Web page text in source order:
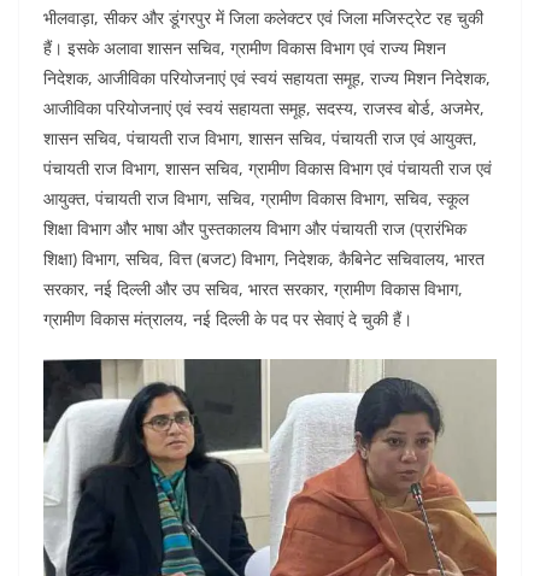
भीलवाड़ा, सीकर और डूंगरपुर में जिला कलेक्टर एवं जिला मजिस्ट्रेट रह चुकी
हैं। इसके अलावा शासन सचिव, ग्रामीण विकास विभाग एवं राज्य मिशन
निदेशक, आजीविका परियोजनाएं एवं स्वयं सहायता समूह, राज्य मिशन निदेशक,
आजीविका परियोजनाएं एवं स्वयं सहायता समूह, सदस्य, राजस्व बोर्ड, अजमेर,
शासन सचिव, पंचायती राज विभाग, शासन सचिव, पंचायती राज एवं आयुक्त,
पंचायती राज विभाग, शासन सचिव, ग्रामीण विकास विभाग एवं पंचायती राज एवं
आयुक्त, पंचायती राज विभाग, सचिव, ग्रामीण विकास विभाग, सचिव, स्कूल
शिक्षा विभाग और भाषा और पुस्तकालय विभाग और पंचायती राज (प्रारंभिक
शिक्षा) विभाग, सचिव, वित्त (बजट) विभाग, निदेशक, कैबिनेट सचिवालय, भारत
सरकार, नई दिल्ली और उप सचिव, भारत सरकार, ग्रामीण विकास विभाग,
ग्रामीण विकास मंत्रालय, नई दिल्ली के पद पर सेवाएं दे चुकी हैं।